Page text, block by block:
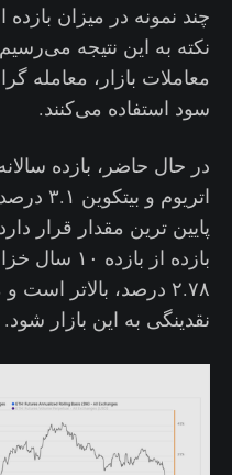
چند نمونه در میزان
نکته به این نتیجه
معاملات بازار،
سود استفاده می‌کنند.
در حال حاضر، بازده
پایین ترین مقدار قرار
بازده از
۲.۷۸ درصد، بالاتر
نقدینگی به این بازار شود.